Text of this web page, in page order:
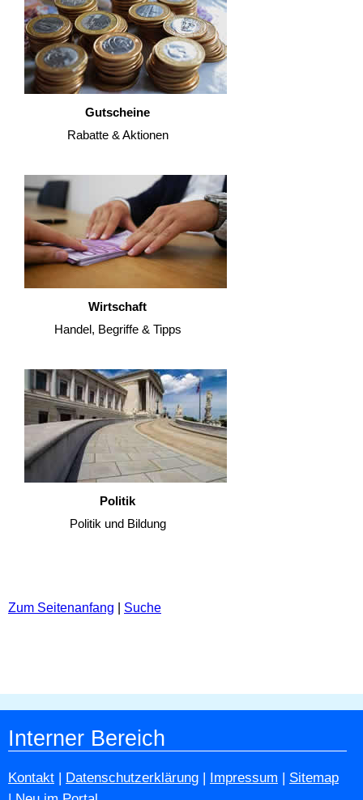
Gutscheine
Rabatte & Aktionen
Wirtschaft
Handel, Begriffe & Tipps
Politik
Politik und Bildung
Zum Seitenanfang Suche
Interner Bereich
Kontakt | Datenschutzerklärung | Impressum | Sitemap